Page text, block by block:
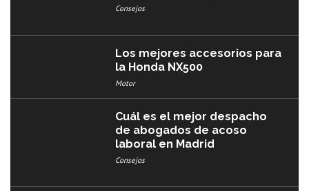
Consejos
Los mejores accesorios para
la Honda NX500
Motor
Cuál es el mejor despacho
de abogados de acoso
laboral en Madrid
Consejos